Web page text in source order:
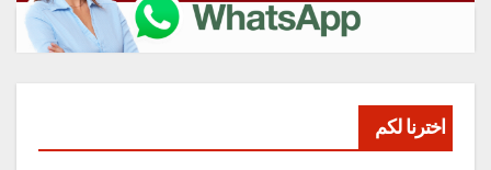
اخترنا لكم